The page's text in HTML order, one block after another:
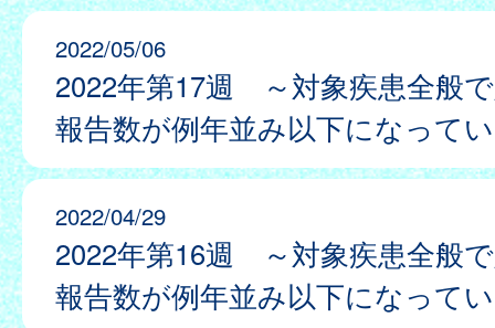
2022/05/06
2022年第17週 ～対象疾患全般
報告数が例年並み以下になって
2022/04/29
2022年第16週 ～対象疾患全般
報告数が例年並み以下になって